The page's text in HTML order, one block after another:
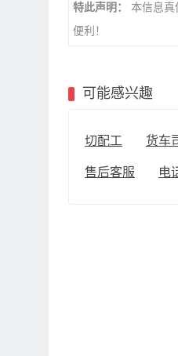
特此声明：
本信息真
便利！
可能感兴趣
切配工 货车
售后客服 电